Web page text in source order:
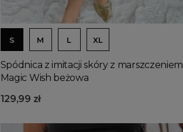
S M L XL
Spódnica z imitacji skóry z marszczeniem
Magic Wish beżowa
129,99 zł